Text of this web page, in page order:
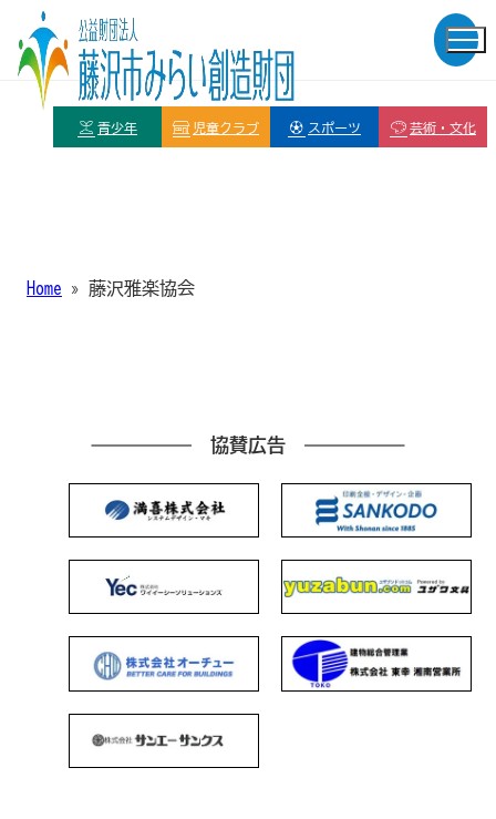
青少年 児童クラブ スポーツ 芸術・文化
Home » 藤沢雅楽協会
協賛広告